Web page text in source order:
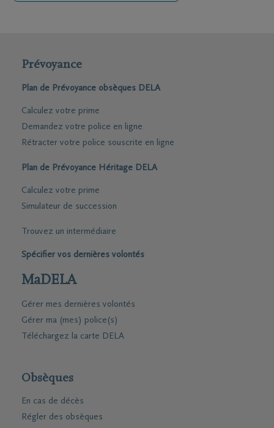
Prévoyance
Plan de Prévoyance obsèques DELA
Calculez votre prime
Demandez votre police en ligne
Rétracter votre police souscrite en ligne
Plan de Prévoyance Héritage DELA
Calculez votre prime
Simulateur de succession
Trouvez un intermédiaire
Spécifier vos dernières volontés
MaDELA
Gérer mes dernières volontés
Gérer ma (mes) police(s)
Téléchargez la carte DELA
Obsèques
En cas de décès
Régler des obsèques